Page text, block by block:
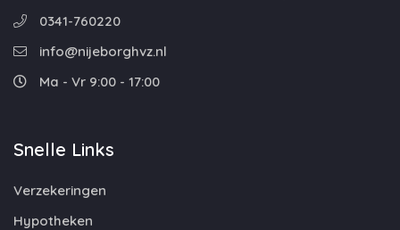
0341-760220
info@nijeborghvz.nl
Ma - Vr 9:00 - 17:00
Snelle Links
Verzekeringen
Hypotheken